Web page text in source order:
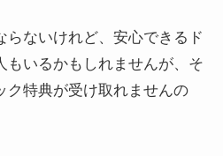
らないけれど、安心できるド
もいるかもしれませんが、そ
ク特典が受け取れませんの